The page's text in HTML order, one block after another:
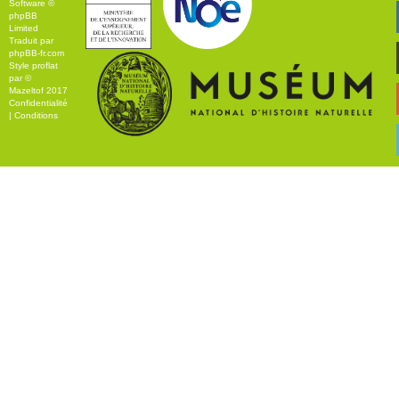
Software ©
phpBB
Limited
Traduit par
phpBB-fr.com
Style proflat
par ©
Mazeltof 2017
Confidentialité
| Conditions